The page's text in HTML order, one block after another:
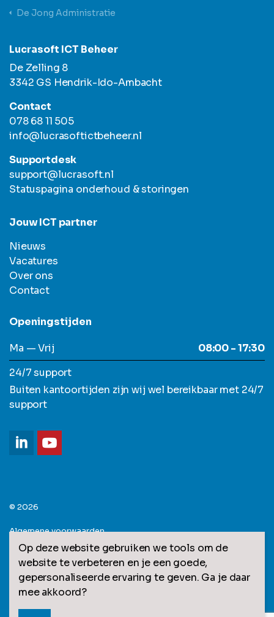
De Jong Administratie
Lucrasoft ICT Beheer
De Zelling 8
3342 GS Hendrik-Ido-Ambacht
Contact
078 68 11 505
info@lucrasoftictbeheer.nl
Supportdesk
support@lucrasoft.nl
Statuspagina onderhoud & storingen
Jouw ICT partner
Nieuws
Vacatures
Over ons
Contact
Openingstijden
Ma — Vrij
08:00 - 17:30
24/7 support
Buiten kantoortijden zijn wij wel bereikbaar met 24/7
support
© 2026
Algemene voorwaarden
Privacy statement
Sitemap
Op deze website gebruiken we tools om de
website te verbeteren en je een goede,
gepersonaliseerde ervaring te geven. Ga je daar
mee akkoord?